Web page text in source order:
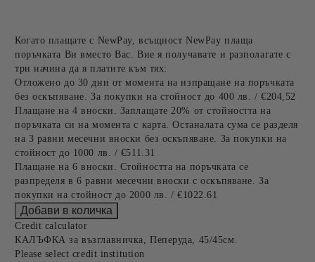
Когато плащате с NewPay, всъщност NewPay плаща
поръчката Ви вместо Вас. Вие я получавате и разполагате с
три начина да я платите към тях:
Отложено до 30 дни от момента на изпращане на поръчката
без оскъпяване. За покупки на стойност до 400 лв. / €204,52
Плащане на 4 вноски. Заплащате 20% от стойността на
поръчката си на момента с карта. Останалата сума се разделя
на 3 равни месечни вноски без оскъпяване. За покупки на
стойност до 1000 лв. / €511.31
Плащане на 6 вноски. Стойността на поръчката се
разпределя в 6 равни месечни вноски с оскъпяване. За
покупки на стойност до 2000 лв. / €1022.61
Credit calculator
КАЛЪФКА за възглавничка, Пеперуда, 45/45см.
Please select credit institution